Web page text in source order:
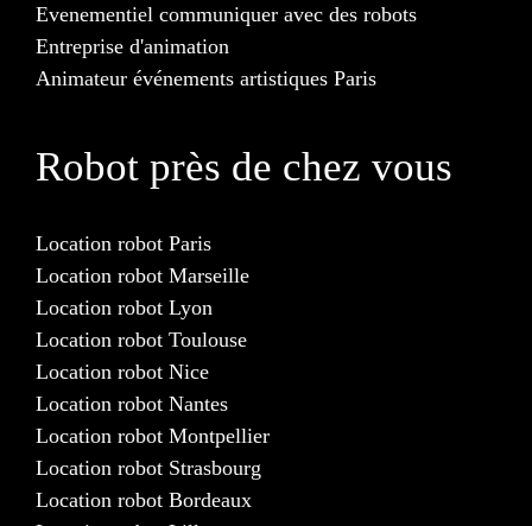
Evenementiel communiquer avec des robots
Entreprise d'animation
Animateur événements artistiques Paris
Robot près de chez vous
Location robot Paris
Location robot Marseille
Location robot Lyon
Location robot Toulouse
Location robot Nice
Location robot Nantes
Location robot Montpellier
Location robot Strasbourg
Location robot Bordeaux